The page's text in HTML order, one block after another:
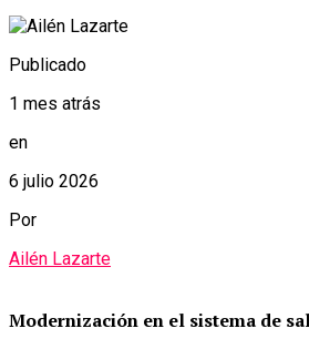
Publicado
1 mes atrás
en
6 julio 2026
Por
Ailén Lazarte
Modernización en el sistema de